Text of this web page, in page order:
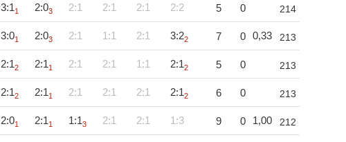
3:11 2:03 2:1 2:1 2:1 2:2 5 0 214
3:01 2:03 2:1 1:1 2:1 3:22 7 0 0,33 213
2:12 2:11 2:1 2:1 1:1 2:12 5 0 213
2:12 2:11 2:1 2:1 2:1 2:12 6 0 213
2:01 2:11 1:13 2:1 2:1 1:3 9 0 1,00 212